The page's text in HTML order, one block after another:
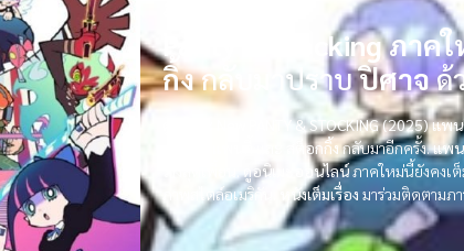
Panty & Stocking ภาค
กิ้งกลับมาปราบปิศาจด้
ดูอนิเมะ New PANTY & STOCKING (2025)
สต็อกกิ้ง กลับมาอีกครั้ง.แพ
ร่างสุดเพี้ยน.ดูอนิเมะออนไลน์ภาคใหม่นี้ยังคงเ
ภาพสไตล์อเมริกัน.
หนังเต็มเรื่อง มาร่วมติดตามภ